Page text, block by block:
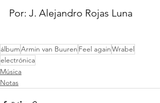
Por: J. Alejandro Rojas Luna
álbumArmin van Buuren Feel againWrabel
electrónica
Música
Notas